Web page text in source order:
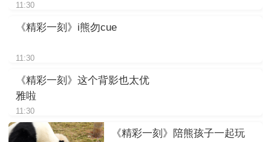
11:30
《精彩一刻》i熊勿cue
11:30
《精彩一刻》这个背影也太优
雅啦
11:30
《精彩一刻》陪熊孩子一起玩